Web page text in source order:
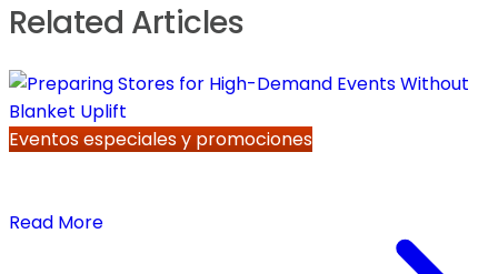
Related Articles
Eventos especiales y promociones
Read More